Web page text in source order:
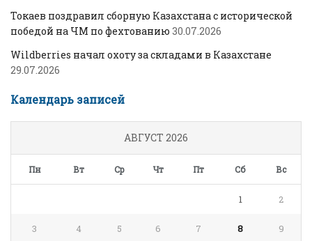
Токаев поздравил сборную Казахстана с исторической
победой на ЧМ по фехтованию 30.07.2026
Wildberries начал охоту за складами в Казахстане
29.07.2026
Календарь записей
АВГУСТ 2026
Пн Вт Ср Чт Пт Сб Вс
1 2
3 4 5 6 7 8 9